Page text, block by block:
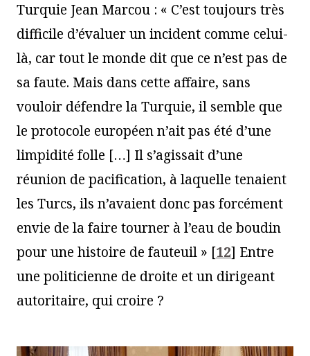
Turquie Jean Marcou : « C’est toujours très
difficile d’évaluer un incident comme celui-
là, car tout le monde dit que ce n’est pas de
sa faute. Mais dans cette affaire, sans
vouloir défendre la Turquie, il semble que
le protocole européen n’ait pas été d’une
limpidité folle […] Il s’agissait d’une
réunion de pacification, à laquelle tenaient
les Turcs, ils n’avaient donc pas forcément
envie de la faire tourner à l’eau de boudin
pour une histoire de fauteuil » [12] Entre
une politicienne de droite et un dirigeant
autoritaire, qui croire ?